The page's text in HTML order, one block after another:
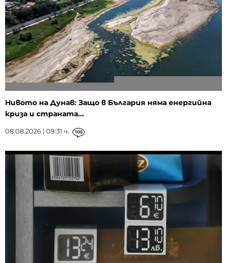
Нивото на Дунав: Защо в България няма енергийна
криза и страната...
08.08.2026 | 09:31 ч. 105